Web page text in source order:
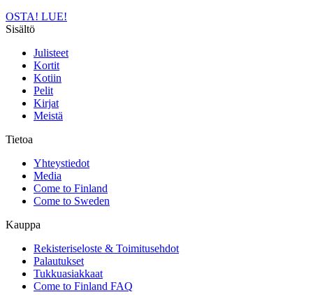
OSTA! LUE!
Sisältö
Julisteet
Kortit
Kotiin
Pelit
Kirjat
Meistä
Tietoa
Yhteystiedot
Media
Come to Finland
Come to Sweden
Kauppa
Rekisteriseloste & Toimitusehdot
Palautukset
Tukkuasiakkaat
Come to Finland FAQ